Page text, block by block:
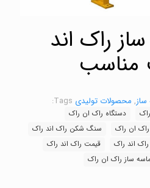
راک اند
مناسب
, محصولات تولیدی Tags:
دستگاه راک ان راک
ان راک
سنگ شکن راک اند راک
اند راک
قیمت راک اند راک
ساز راک ان راک